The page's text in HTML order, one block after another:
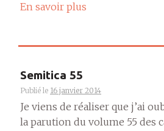
En savoir plus
Semitica 55
Publié le 16 janvier 2014
Je viens de réaliser que j’ai
la parution du volume 55 des